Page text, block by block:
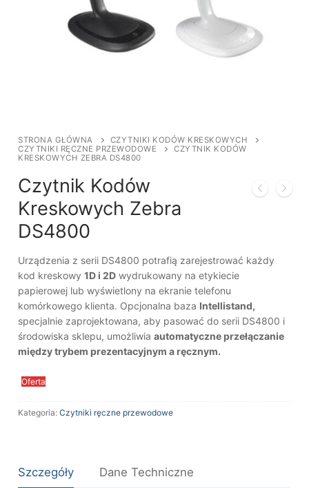
STRONA GŁÓWNA
CZYTNIKI KODÓW KRESKOWYCH
CZYTNIKI RĘCZNE PRZEWODOWE
CZYTNIK KODÓW
KRESKOWYCH ZEBRA DS4800
Czytnik Kodów
Kreskowych Zebra
DS4800
Urządzenia z serii DS4800 potrafią zarejestrować każdy
kod kreskowy 1D i 2D wydrukowany na etykiecie
papierowej lub wyświetlony na ekranie telefonu
komórkowego klienta. Opcjonalna baza Intellistand,
specjalnie zaprojektowana, aby pasować do serii DS4800 i
środowiska sklepu, umożliwia automatyczne przełączanie
między trybem prezentacyjnym a ręcznym.
Oferta
Kategoria: Czytniki ręczne przewodowe
Szczegóły Dane Techniczne